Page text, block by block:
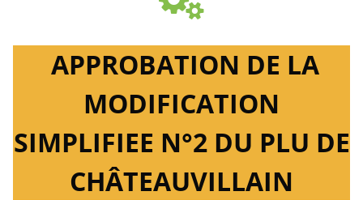
APPROBATION DE LA
MODIFICATION
SIMPLIFIEE N°2 DU PLU DE
CHÂTEAUVILLAIN